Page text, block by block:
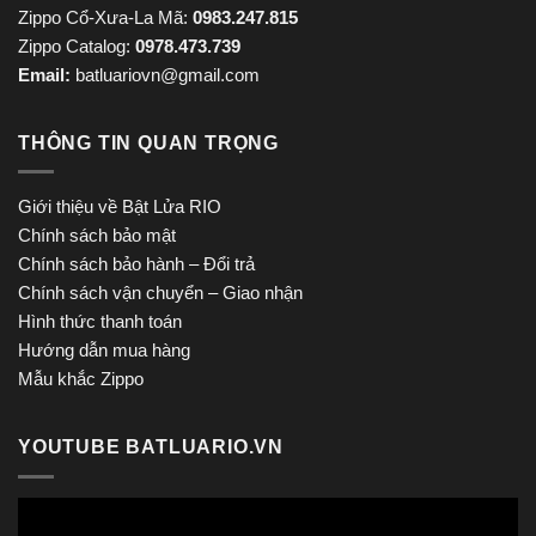
Zippo Cổ-Xưa-La Mã: 0983.247.815
Zippo Catalog: 0978.473.739
Email: batluariovn@gmail.com
THÔNG TIN QUAN TRỌNG
Giới thiệu về Bật Lửa RIO
Chính sách bảo mật
Chính sách bảo hành – Đổi trả
Chính sách vận chuyển – Giao nhận
Hình thức thanh toán
Hướng dẫn mua hàng
Mẫu khắc Zippo
YOUTUBE BATLUARIO.VN